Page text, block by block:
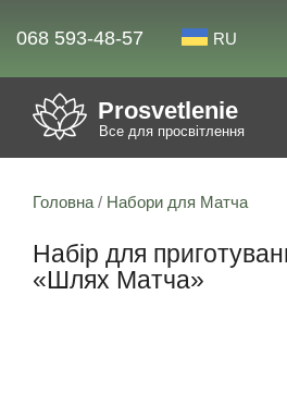
068 593-48-57 RU
Prosvetlenie
Все для просвітлення
Головна / Набори для Матча
Набір для
«Шлях Матча»